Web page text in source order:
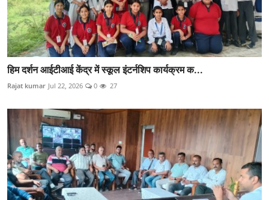
हिम दर्शन आईटीआई केंद्र में स्कूल इंटर्नशिप कार्यक्रम क...
Rajat kumar Jul 22, 2026 0 27